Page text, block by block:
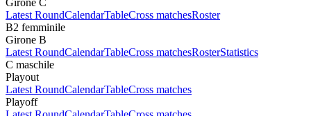
Latest RoundCalendarTableCross matchesRoster
B2 femminile
Girone B
Latest RoundCalendarTableCross matchesRosterStatistics
C maschile
Playout
Latest RoundCalendarTableCross matches
Playoff